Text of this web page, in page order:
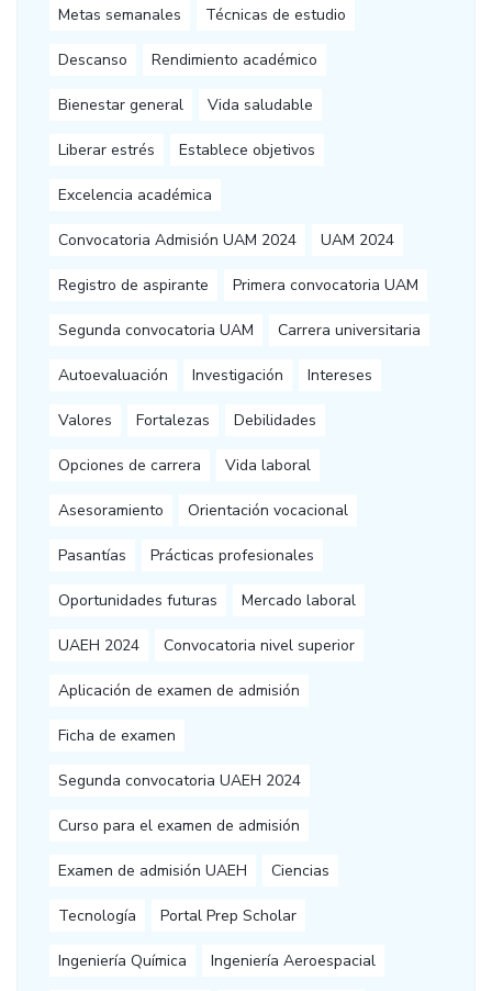
Metas semanales Técnicas de estudio
Descanso Rendimiento académico
Bienestar general Vida saludable
Liberar estrés Establece objetivos
Excelencia académica
Convocatoria Admisión UAM 2024 UAM 2024
Registro de aspirante Primera convocatoria UAM
Segunda convocatoria UAM Carrera universitaria
Autoevaluación Investigación Intereses
Valores Fortalezas Debilidades
Opciones de carrera Vida laboral
Asesoramiento Orientación vocacional
Pasantías Prácticas profesionales
Oportunidades futuras Mercado laboral
UAEH 2024 Convocatoria nivel superior
Aplicación de examen de admisión
Ficha de examen
Segunda convocatoria UAEH 2024
Curso para el examen de admisión
Examen de admisión UAEH Ciencias
Tecnología Portal Prep Scholar
Ingeniería Química Ingeniería Aeroespacial